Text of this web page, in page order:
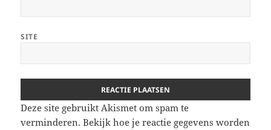
SITE
Deze site gebruikt Akismet om spam te
verminderen.Bekijk hoe je reactie gegevens worden